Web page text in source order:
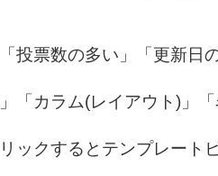
投票数の多い」「更新日
「カラム(レイアウト)」
ックするとテンプレート